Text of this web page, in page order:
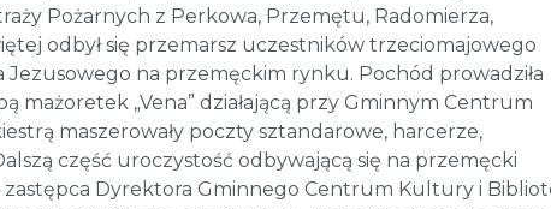
Pożarnych z Perkowa, Przemętu, Radomierza,
odbył się przemarsz uczestników trzeciomajowego
na przemęckim rynku. Pochód prowadziła
mażoretek „Vena” działającą przy Gminnym Centrum
maszerowały poczty sztandarowe, harcerze,
część uroczystość odbywającą się na przemęcki
zastępca Dyrektora Gminnego Centrum Kultury i